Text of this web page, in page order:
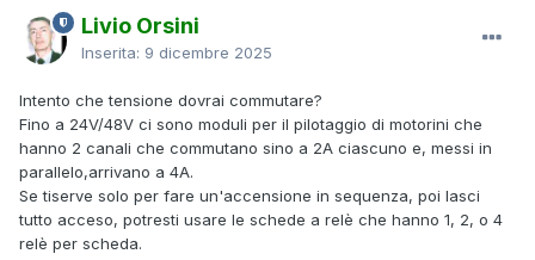
Livio Orsini
Inserita: 9 dicembre 2025
Intento che tensione dovrai commutare?
Fino a 24V/48V ci sono moduli per il pilotaggio di motorini che
hanno 2 canali che commutano sino a 2A ciascuno e, messi in
parallelo,arrivano a 4A.
Se tiserve solo per fare un'accensione in sequenza, poi lasci
tutto acceso, potresti usare le schede a relè che hanno 1, 2, o 4
relè per scheda.